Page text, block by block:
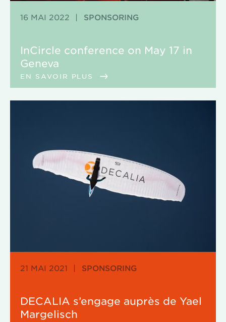
16 MAI 2022 | SPONSORING
InCircle conference on May 17 in
Geneva
EN SAVOIR PLUS
21 MAI 2021 | SPONSORING
DECALIA s’engage auprès de Yael
Margelisch